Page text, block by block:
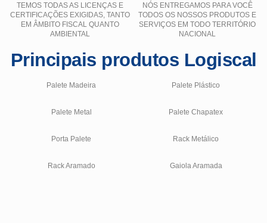
TEMOS TODAS AS LICENÇAS E
CERTIFICAÇÕES EXIGIDAS, TANTO
EM ÂMBITO FISCAL QUANTO
AMBIENTAL
NÓS ENTREGAMOS PARA VOCÊ
TODOS OS NOSSOS PRODUTOS E
SERVIÇOS EM TODO TERRITÓRIO
NACIONAL
Principais produtos Logiscal
Palete Madeira Palete Plástico
Palete Metal Palete Chapatex
Porta Palete Rack Metálico
Rack Aramado Gaiola Aramada